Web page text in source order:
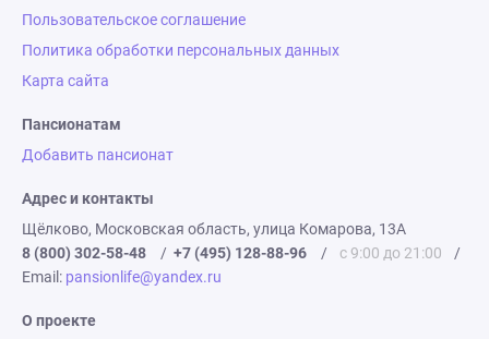
Пользовательское соглашение
Политика обработки персональных данных
Карта сайта
Пансионатам
Добавить пансионат
Адрес и контакты
Щёлково, Московская область, улица Комарова, 13А
8 (800) 302-58-48
/ +7 (495) 128-88-96 / с 9:00 до 21:00
/
Email: pansionlife@yandex.ru
О проекте